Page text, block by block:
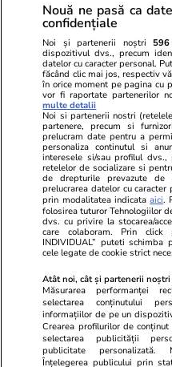
Viva.ro
"Nici acum nu îi știu bine.
A tăcut luni întregi, dar
spus adevărul despre relația
Radu Siffr...
© 2026 Ringier
Nouă ne pasă ca
confidențiale
Noi și partenerii noștri 596
dispozitivul dvs., precum
datelor cu caracter personal.
făcând clic mai jos, respectiv
în orice moment pe pagina cu
vor fi raportate partenerilor
multe detalii
Noi si partenerii nostri
partenere, precum si
prelucram date pentru a
personaliza continutul si
interesele si/sau profilul
retelelor de socializare si
de drepturile prevazute
prelucrarea datelor cu
prin modalitatea indicataaici.
folosirea tuturor Tehnologiilor
dvs. cu privire la stocarea/
care colaboram. Prin click
INDIVIDUAL” puteti
cele legate de cookie strict
Atât noi, cât și partenerii
Măsurarea performanței
selectarea conținutului
informațiilor de pe un
Crearea profilurilor de
selectarea publicității
publicitate personalizată.
Înțelegerea publicului prin